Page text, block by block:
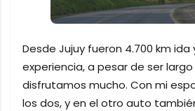
Desde Jujuy fueron 4.700 km
experiencia, a pesar de ser largo
disfrutamos mucho. Con mi
los dos, y en el otro auto